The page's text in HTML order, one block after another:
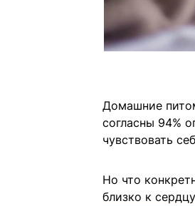
Домашние
согласны 94%
чувствовать
Но что
близко к